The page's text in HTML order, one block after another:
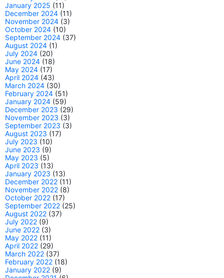
January 2025 (11)
December 2024 (11)
November 2024 (3)
October 2024 (10)
September 2024 (37)
August 2024 (1)
July 2024 (20)
June 2024 (18)
May 2024 (17)
April 2024 (43)
March 2024 (30)
February 2024 (51)
January 2024 (59)
December 2023 (29)
November 2023 (3)
September 2023 (3)
August 2023 (17)
July 2023 (10)
June 2023 (9)
May 2023 (5)
April 2023 (13)
January 2023 (13)
December 2022 (11)
November 2022 (8)
October 2022 (17)
September 2022 (25)
August 2022 (37)
July 2022 (9)
June 2022 (3)
May 2022 (11)
April 2022 (29)
March 2022 (37)
February 2022 (18)
January 2022 (9)